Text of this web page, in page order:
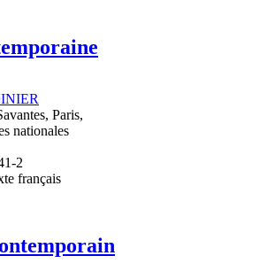
Paris,
nationales
2
français